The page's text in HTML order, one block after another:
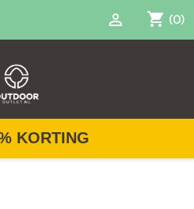
shopping_cart (0)

KORTING